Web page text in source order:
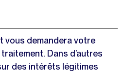
vous demandera votre
Dans d’autres
des intérêts légitimes